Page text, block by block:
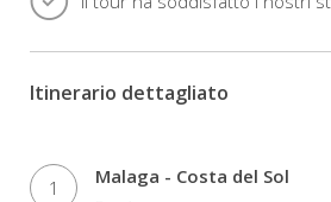
moreschi
magnifiche
del
Sol
Itinerario dettagliato
1 Malaga - Costa del Sol